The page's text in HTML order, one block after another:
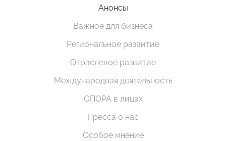
Анонсы
Важное для бизнеса
Региональное развитие
Отраслевое развитие
Международная деятельность
ОПОРА в лицах
Пресса о нас
Особое мнение